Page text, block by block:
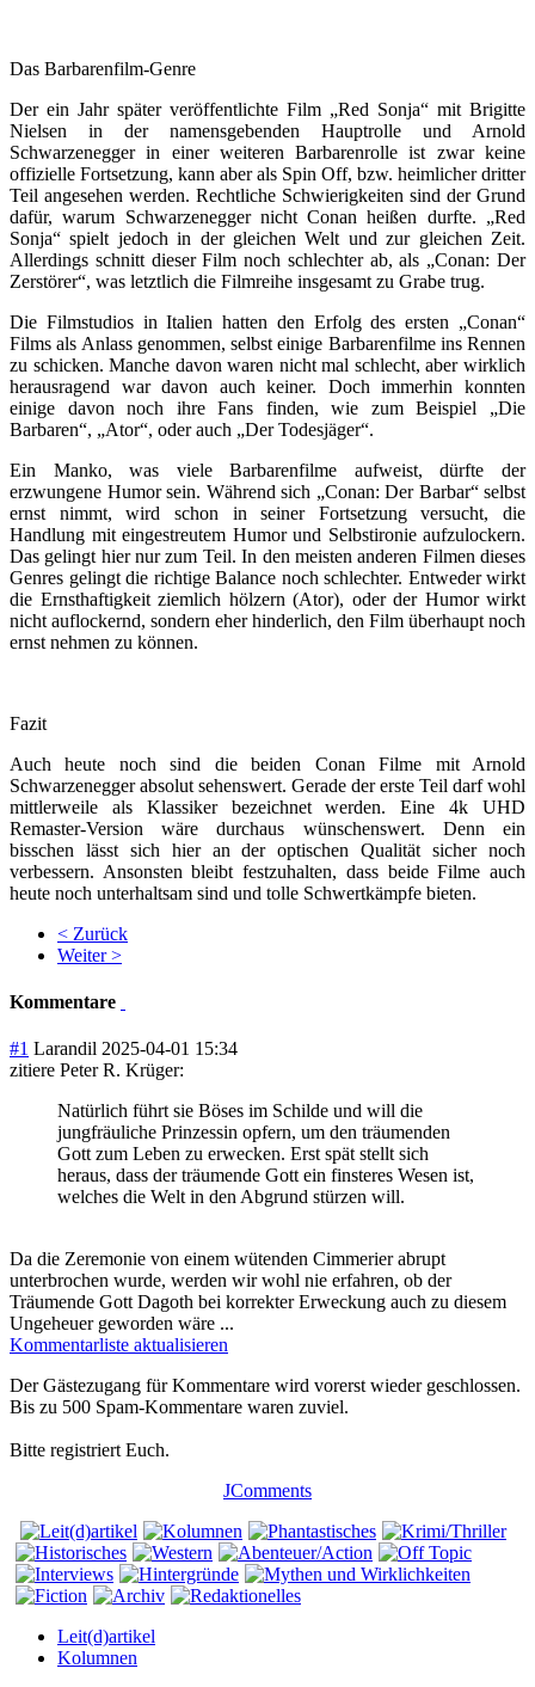
Das Barbarenfilm-Genre
Der ein Jahr später veröffentlichte Film „Red Sonja“ mit Brigitte
Nielsen in der namensgebenden Hauptrolle und Arnold
Schwarzenegger in einer weiteren Barbarenrolle ist zwar keine
offizielle Fortsetzung, kann aber als Spin Off, bzw. heimlicher dritter
Teil angesehen werden. Rechtliche Schwierigkeiten sind der Grund
dafür, warum Schwarzenegger nicht Conan heißen durfte. „Red
Sonja“ spielt jedoch in der gleichen Welt und zur gleichen Zeit.
Allerdings schnitt dieser Film noch schlechter ab, als „Conan: Der
Zerstörer“, was letztlich die Filmreihe insgesamt zu Grabe trug.
Die Filmstudios in Italien hatten den Erfolg des ersten „Conan“
Films als Anlass genommen, selbst einige Barbarenfilme ins Rennen
zu schicken. Manche davon waren nicht mal schlecht, aber wirklich
herausragend war davon auch keiner. Doch immerhin konnten
einige davon noch ihre Fans finden, wie zum Beispiel „Die
Barbaren“, „Ator“, oder auch „Der Todesjäger“.
Ein Manko, was viele Barbarenfilme aufweist, dürfte der
erzwungene Humor sein. Während sich „Conan: Der Barbar“ selbst
ernst nimmt, wird schon in seiner Fortsetzung versucht, die
Handlung mit eingestreutem Humor und Selbstironie aufzulockern.
Das gelingt hier nur zum Teil. In den meisten anderen Filmen dieses
Genres gelingt die richtige Balance noch schlechter. Entweder wirkt
die Ernsthaftigkeit ziemlich hölzern (Ator), oder der Humor wirkt
nicht auflockernd, sondern eher hinderlich, den Film überhaupt noch
ernst nehmen zu können.
Fazit
Auch heute noch sind die beiden Conan Filme mit Arnold
Schwarzenegger absolut sehenswert. Gerade der erste Teil darf wohl
mittlerweile als Klassiker bezeichnet werden. Eine 4k UHD
Remaster-Version wäre durchaus wünschenswert. Denn ein
bisschen lässt sich hier an der optischen Qualität sicher noch
verbessern. Ansonsten bleibt festzuhalten, dass beide Filme auch
heute noch unterhaltsam sind und tolle Schwertkämpfe bieten.
< Zurück
Weiter >
Kommentare
#1 Larandil 2025-04-01 15:34
zitiere Peter R. Krüger:
Natürlich führt sie Böses im Schilde und will die
jungfräuliche Prinzessin opfern, um den träumenden
Gott zum Leben zu erwecken. Erst spät stellt sich
heraus, dass der träumende Gott ein finsteres Wesen ist,
welches die Welt in den Abgrund stürzen will.
Da die Zeremonie von einem wütenden Cimmerier abrupt
unterbrochen wurde, werden wir wohl nie erfahren, ob der
Träumende Gott Dagoth bei korrekter Erweckung auch zu diesem
Ungeheuer geworden wäre ...
Kommentarliste aktualisieren
Der Gästezugang für Kommentare wird vorerst wieder geschlossen.
Bis zu 500 Spam-Kommentare waren zuviel.
Bitte registriert Euch.
JComments
Leit(d)artikel
Kolumnen